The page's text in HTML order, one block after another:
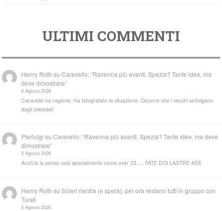
ULTIMI COMMENTI
Henry Roth suCaravello: “Ravenna più avanti. Spezia? Tante idee, ma
deve dimostrare”
6 Agosto 2026
Caravello ha ragione. Ha fotografato la situazione. Occorre che i vecchi sintolgano
dagli zebedei!
Pierluigi suCaravello: “Ravenna più avanti. Spezia? Tante idee, ma deve
dimostrare”
5 Agosto 2026
Anch'io la penso così specialmente come over 33..... FATE DOI LASTRE ASE
Henry Roth suSoleri rientra (e spera), per ora restano tutti in gruppo con
Turati
5 Agosto 2026